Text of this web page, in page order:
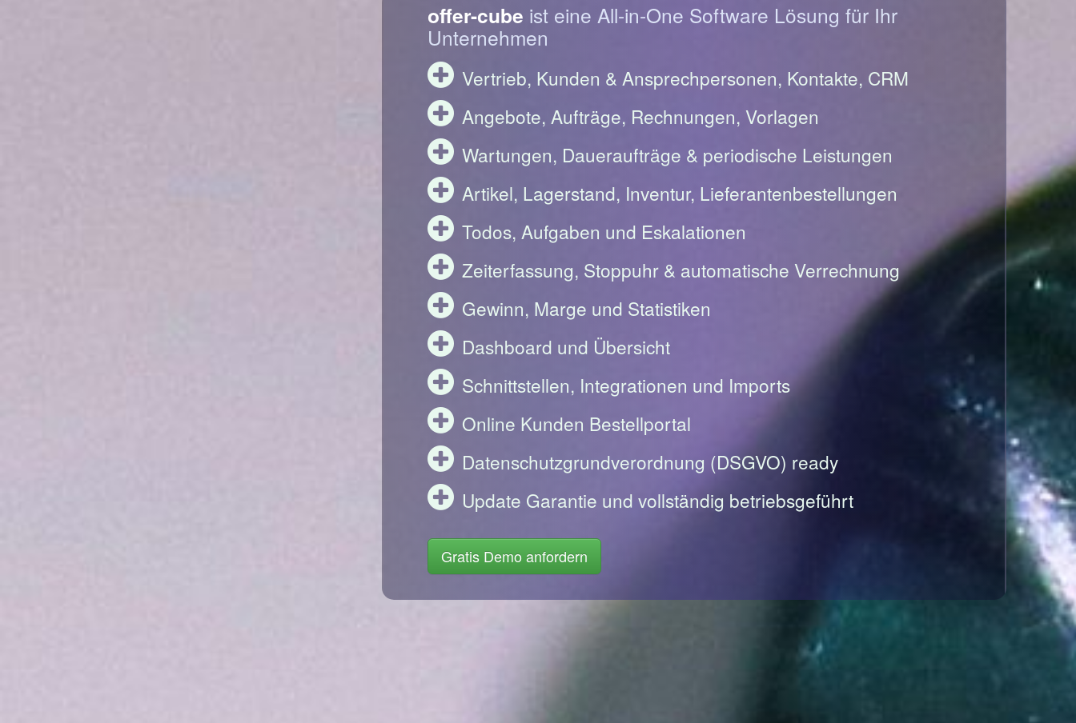
offer-cube ist eine All-in-One Software Lösung für Ihr
Unternehmen
Vertrieb, Kunden & Ansprechpersonen, Kontakte, CRM
Angebote, Aufträge, Rechnungen, Vorlagen
Wartungen, Daueraufträge & periodische Leistungen
Artikel, Lagerstand, Inventur, Lieferantenbestellungen
Todos, Aufgaben und Eskalationen
Zeiterfassung, Stoppuhr & automatische Verrechnung
Gewinn, Marge und Statistiken
Dashboard und Übersicht
Schnittstellen, Integrationen und Imports
Online Kunden Bestellportal
Datenschutzgrundverordnung (DSGVO) ready
Update Garantie und vollständig betriebsgeführt
Gratis Demo anfordern